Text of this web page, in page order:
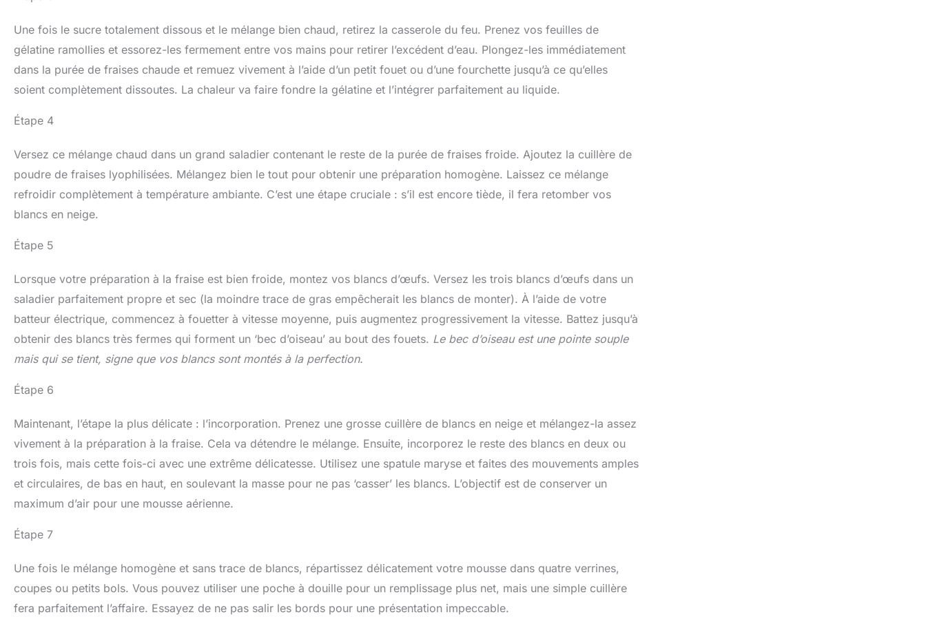
Une fois le sucre totalement dissous et le mélange bien chaud, retirez la casserole du feu. Prenez vos feuilles de
gélatine ramollies et essorez-les fermement entre vos mains pour retirer l’excédent d’eau. Plongez-les immédiatement
dans la purée de fraises chaude et remuez vivement à l’aide d’un petit fouet ou d’une fourchette jusqu’à ce qu’elles
soient complètement dissoutes. La chaleur va faire fondre la gélatine et l’intégrer parfaitement au liquide.
Étape 4
Versez ce mélange chaud dans un grand saladier contenant le reste de la purée de fraises froide. Ajoutez la cuillère de
poudre de fraises lyophilisées. Mélangez bien le tout pour obtenir une préparation homogène. Laissez ce mélange
refroidir complètement à température ambiante. C’est une étape cruciale : s’il est encore tiède, il fera retomber vos
blancs en neige.
Étape 5
Lorsque votre préparation à la fraise est bien froide, montez vos blancs d’œufs. Versez les trois blancs d’œufs dans un
saladier parfaitement propre et sec (la moindre trace de gras empêcherait les blancs de monter). À l’aide de votre
batteur électrique, commencez à fouetter à vitesse moyenne, puis augmentez progressivement la vitesse. Battez jusqu’à
obtenir des blancs très fermes qui forment un ‘bec d’oiseau’ au bout des fouets. Le bec d’oiseau est une pointe souple
mais qui se tient, signe que vos blancs sont montés à la perfection.
Étape 6
Maintenant, l’étape la plus délicate : l’incorporation. Prenez une grosse cuillère de blancs en neige et mélangez-la assez
vivement à la préparation à la fraise. Cela va détendre le mélange. Ensuite, incorporez le reste des blancs en deux ou
trois fois, mais cette fois-ci avec une extrême délicatesse. Utilisez une spatule maryse et faites des mouvements amples
et circulaires, de bas en haut, en soulevant la masse pour ne pas ‘casser’ les blancs. L’objectif est de conserver un
maximum d’air pour une mousse aérienne.
Étape 7
Une fois le mélange homogène et sans trace de blancs, répartissez délicatement votre mousse dans quatre verrines,
coupes ou petits bols. Vous pouvez utiliser une poche à douille pour un remplissage plus net, mais une simple cuillère
fera parfaitement l’affaire. Essayez de ne pas salir les bords pour une présentation impeccable.